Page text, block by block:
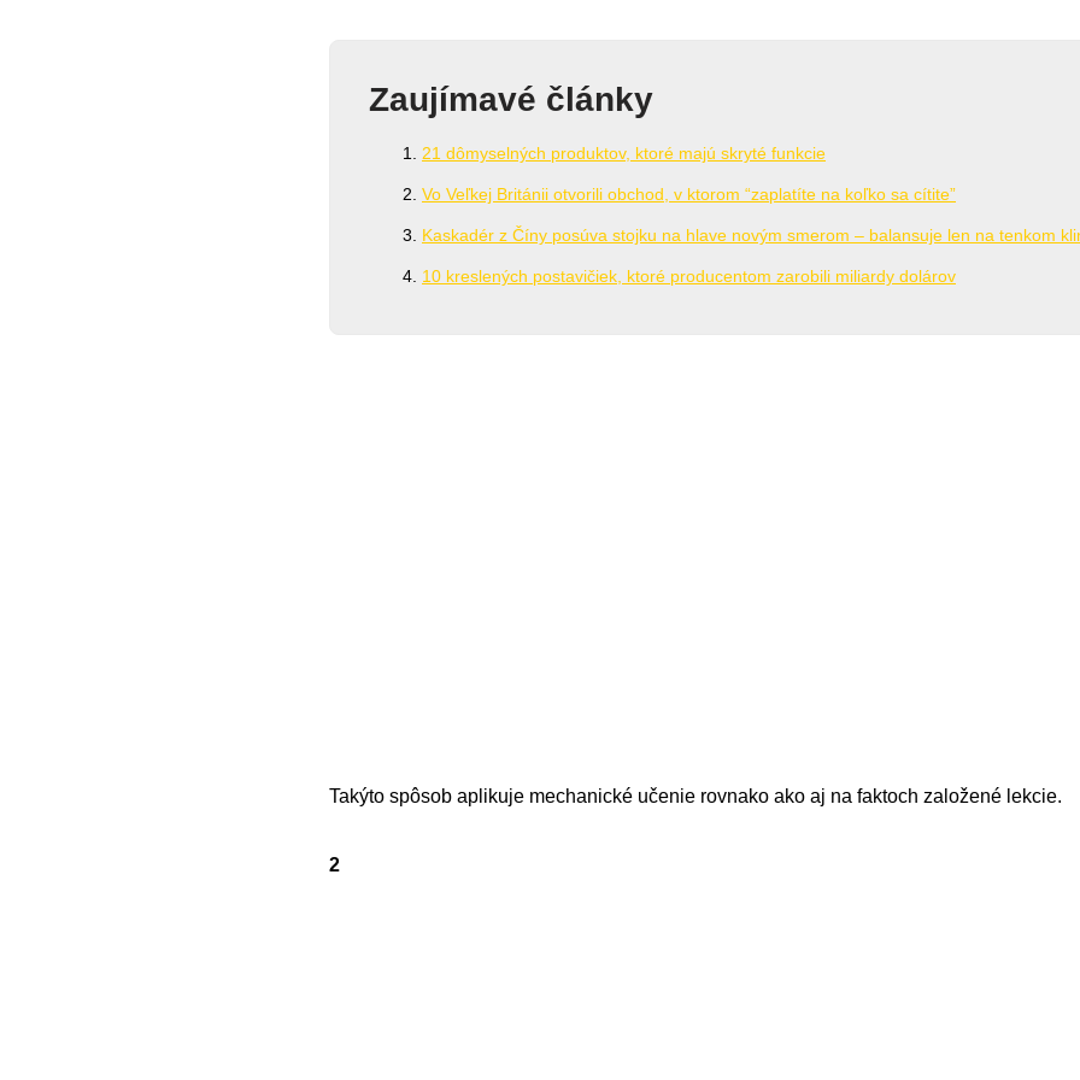
Zaujímavé články
21 dômyselných produktov, ktoré majú skryté funkcie
Vo Veľkej Británii otvorili obchod, v ktorom “zaplatíte na koľko sa cítite”
Kaskadér z Číny posúva stojku na hlave novým smerom – balansuje len na tenkom
10 kreslených postavičiek, ktoré producentom zarobili miliardy dolárov
Takýto spôsob aplikuje mechanické učenie rovnako ako aj na faktoch založené lekcie.
2